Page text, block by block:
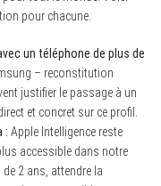
pour chacune.
un téléphone de plus de
– reconstitution
justifier le passage à un
et concret sur ce profil.
: Apple Intelligence reste
accessible dans notre
2 ans, attendre la